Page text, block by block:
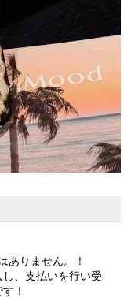
ありません。！
、支払いを行い受
！